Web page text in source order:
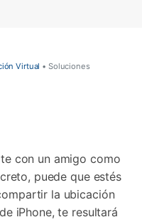
Virtual • Soluciones
con un amigo como
puede que estés
la ubicación
iPhone, te resultará